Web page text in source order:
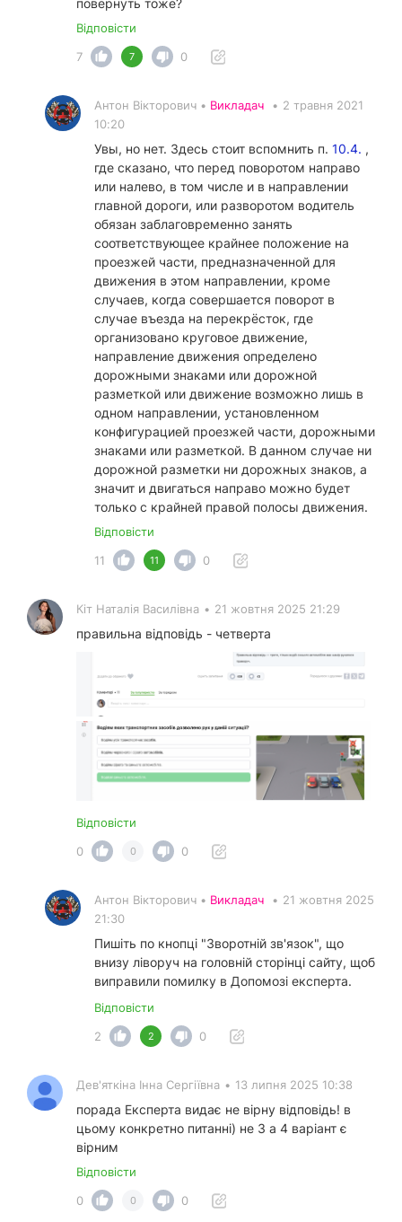
повернуть тоже?
Відповісти
7
7 0
Антон Вікторович • Викладач • 2 травня 2021
10:20
Увы, но нет. Здесь стоит вспомнить п. 10.4. ,
где сказано, что перед поворотом направо
или налево, в том числе и в направлении
главной дороги, или разворотом водитель
обязан заблаговременно занять
соответствующее крайнее положение на
проезжей части, предназначенной для
движения в этом направлении, кроме
случаев, когда совершается поворот в
случае въезда на перекрёсток, где
организовано круговое движение,
направление движения определено
дорожными знаками или дорожной
разметкой или движение возможно лишь в
одном направлении, установленном
конфигурацией проезжей части, дорожными
знаками или разметкой. В данном случае ни
дорожной разметки ни дорожных знаков, а
значит и двигаться направо можно будет
только с крайней правой полосы движения.
Відповісти
11
11 0
Кіт Наталія Василівна • 21 жовтня 2025 21:29
правильна відповідь - четверта
Відповісти
0
0 0
Антон Вікторович • Викладач • 21 жовтня 2025
21:30
Пишіть по кнопці "Зворотній зв'язок", що
внизу ліворуч на головній сторінці сайту, щоб
виправили помилку в Допомозі експерта.
Відповісти
2
2 0
Дев'яткіна Інна Сергіївна • 13 липня 2025 10:38
порада Експерта видає не вірну відповідь! в
цьому конкретно питанні) не 3 а 4 варіант є
вірним
Відповісти
0
0 0